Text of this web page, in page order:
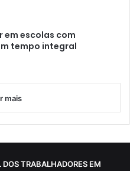
em escolas com
tempo integral
mais
TRABALHADORES EM